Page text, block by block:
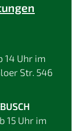
14 Uhr im
Str. 546
15 Uhr im